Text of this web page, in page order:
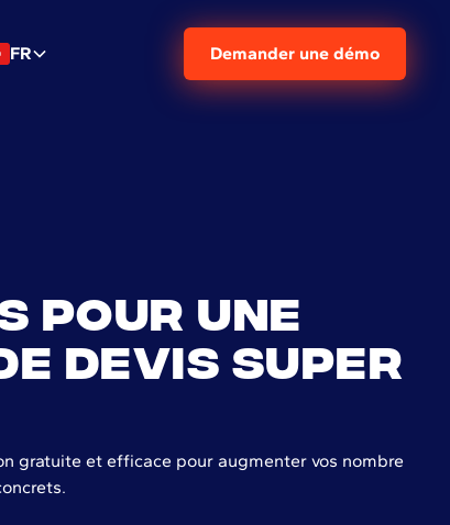
FR Demander une démo
pour une
devis super
gratuite et efficace pour augmenter vos nombre